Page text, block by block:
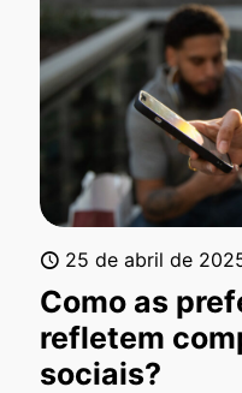
25 de abril de
Como as
refletem
sociais?